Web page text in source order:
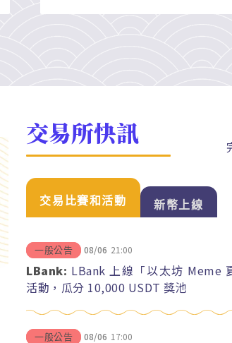
交易所快訊
交易比賽和活動 新幣上線
一般公告 08/06 21:00
LBank: LBank 上線「以太坊 Meme
活動，瓜分 10,000 USDT 獎池
一般公告 08/06 17:00